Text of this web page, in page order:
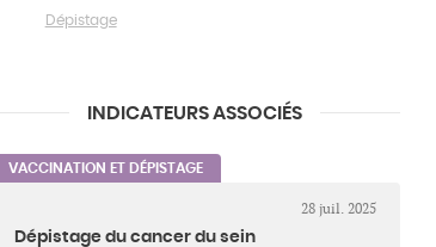
Dépistage
INDICATEURS ASSOCIÉS
VACCINATION ET DÉPISTAGE
28 juil. 2025
Dépistage du cancer du sein